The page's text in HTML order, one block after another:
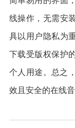
线操作，无需安
具以用户隐私为
下载受版权保护
个人用途。总之
效且安全的在线音